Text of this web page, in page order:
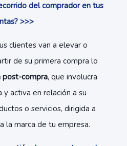
del comprador en tus
>>>
clientes van a elevar o
de su primera compra lo
post-compra, que involucra
y activa en relación a su
o servicios, dirigida a
la marca de tu empresa.